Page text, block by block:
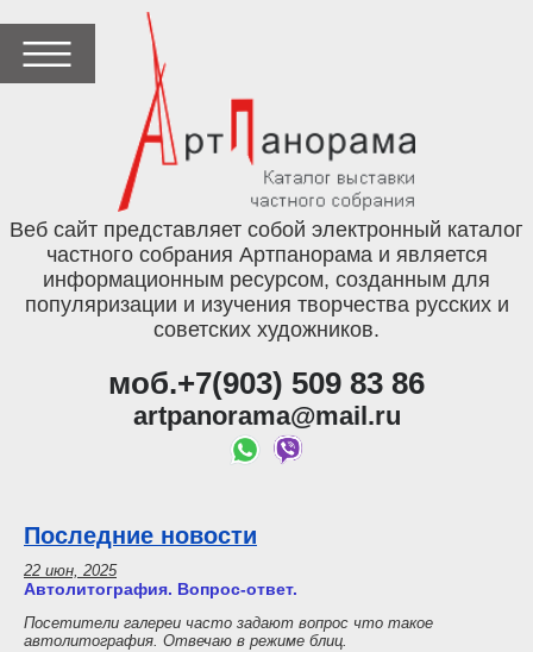
Веб сайт представляет собой электронный каталог
частного собрания Артпанорама и является
информационным ресурсом, созданным для
популяризации и изучения творчества русских и
советских художников.
моб.+7(903) 509 83 86
artpanorama@mail.ru
Последние новости
22 июн, 2025
Автолитография. Вопрос-ответ.
Посетители галереи часто задают вопрос что такое
автолитография. Отвечаю в режиме блиц.